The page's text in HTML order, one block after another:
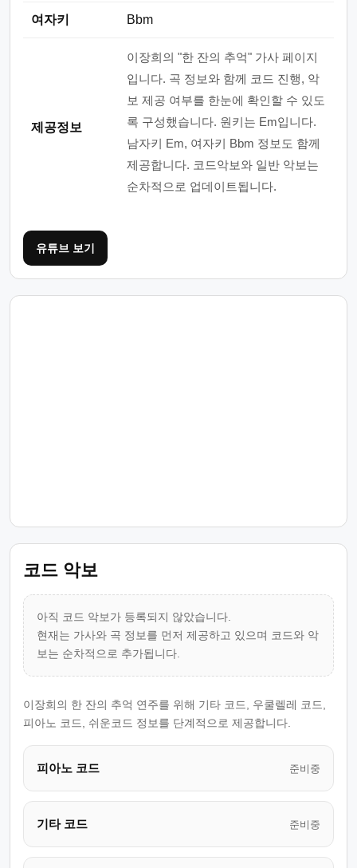
여자키 Bbm
제공정보
이장희의 "한 잔의 추억" 가사 페이지
입니다. 곡 정보와 함께 코드 진행, 악
보 제공 여부를 한눈에 확인할 수 있도
록 구성했습니다. 원키는 Em입니다.
남자키 Em, 여자키 Bbm 정보도 함께
제공합니다. 코드악보와 일반 악보는
순차적으로 업데이트됩니다.
유튜브 보기
코드 악보
아직 코드 악보가 등록되지 않았습니다.
현재는 가사와 곡 정보를 먼저 제공하고 있으며 코드와 악
보는 순차적으로 추가됩니다.
이장희의 한 잔의 추억 연주를 위해 기타 코드, 우쿨렐레 코드,
피아노 코드, 쉬운코드 정보를 단계적으로 제공합니다.
피아노 코드 준비중
기타 코드 준비중